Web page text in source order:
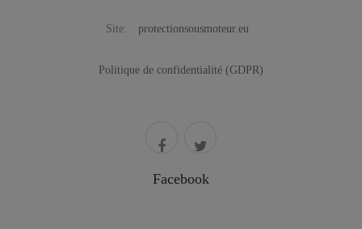
Site: protectionsousmoteur.eu
Politique de confidentialité (GDPR)
Facebook